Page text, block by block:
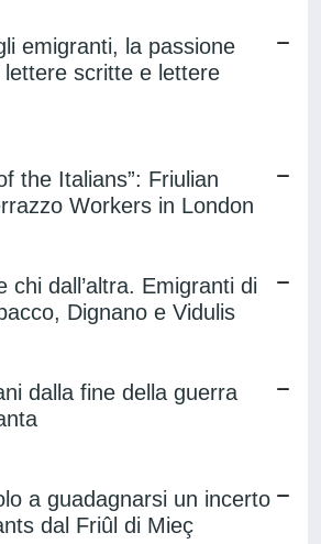
emigranti, la passione
scritte e lettere
the Italians”: Friulian
Workers in London
chi dall’altra. Emigranti di
Dignano e Vidulis
dalla fine della guerra
a guadagnarsi un incerto
dal Friûl di Mieç